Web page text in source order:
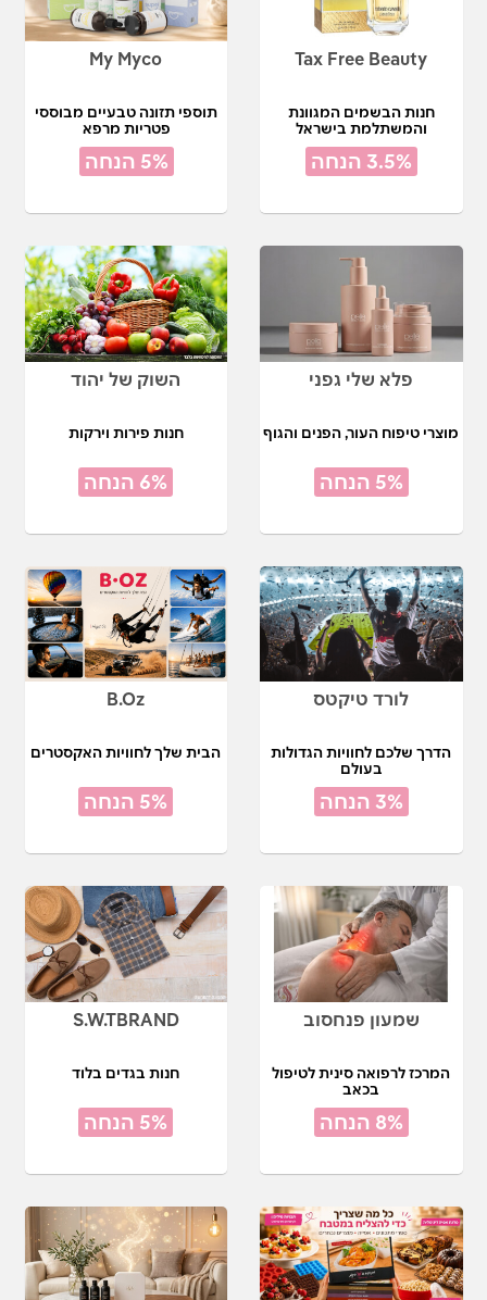
Tax Free Beauty
חנות הבשמים המגוונת
והמשתלמת בישראל
3.5% הנחה
My Myco
תוספי תזונה טבעיים מבוססי
פטריות מרפא
5% הנחה
פלא שלי גפני
מוצרי טיפוח העור, הפנים והגוף
5% הנחה
השוק של יהוד
חנות פירות וירקות
6% הנחה
לורד טיקטס
הדרך שלכם לחוויות הגדולות
בעולם
3% הנחה
B.Oz
הבית שלך לחוויות האקסטרים
5% הנחה
שמעון פנחסוב
המרכז לרפואה סינית לטיפול
בכאב
8% הנחה
S.W.TBRAND
חנות בגדים בלוד
5% הנחה